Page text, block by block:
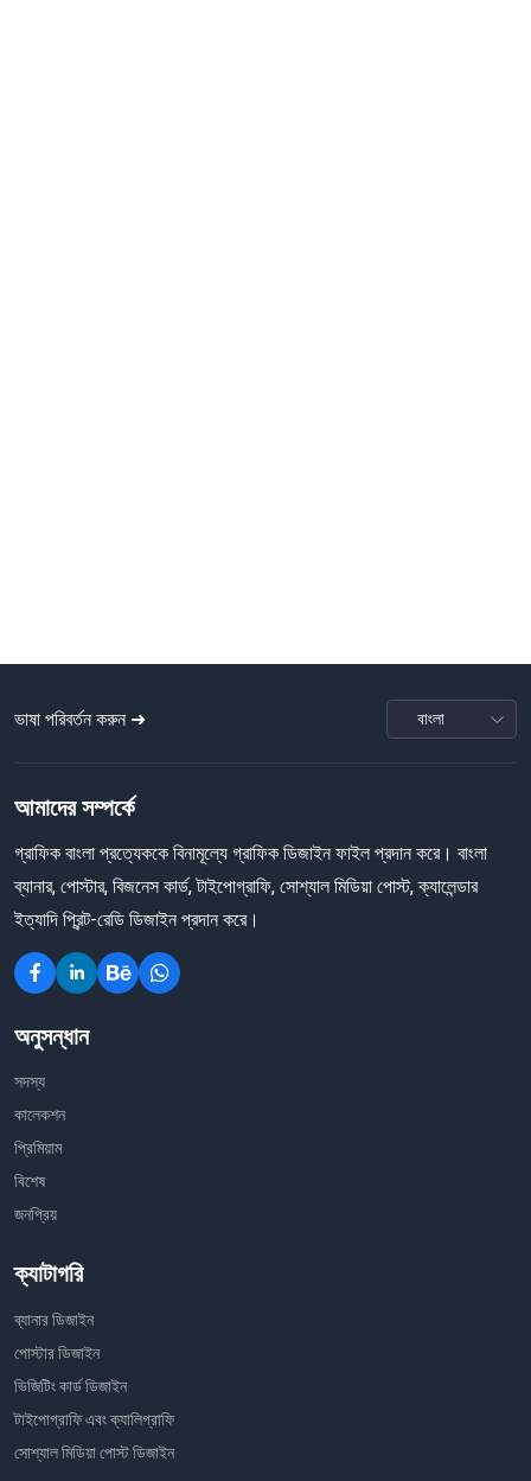
ভাষা পরিবর্তন করুন ➜
আমাদের সম্পর্কে
গ্রাফিক বাংলা প্রত্যেককে বিনামূল্যে গ্রাফিক ডিজাইন ফাইল প্রদান করে। বাংলা
ব্যানার, পোস্টার, বিজনেস কার্ড, টাইপোগ্রাফি, সোশ্যাল মিডিয়া পোস্ট, ক্যালেন্ডার
ইত্যাদি প্রিন্ট-রেডি ডিজাইন প্রদান করে।
অনুসন্ধান
সদস্য
কালেকশন
প্রিমিয়াম
বিশেষ
জনপ্রিয়
ক্যাটাগরি
ব্যানার ডিজাইন
পোস্টার ডিজাইন
ভিজিটিং কার্ড ডিজাইন
টাইপোগ্রাফি এবং ক্যালিগ্রাফি
সোশ্যাল মিডিয়া পোস্ট ডিজাইন